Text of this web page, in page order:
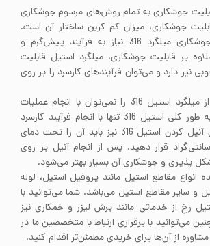
استیل 316 قابلیت جوشکاری به تمام روش‌های مرسوم جوشکاری
جوشکاری، میزان کم کربن ساختار آن است.
برای انجام فرآیند جوشکاری میلگرد 316 نیاز به فرآیند پیش‌گرم و
بر قابلیت جوشکاری، میلگرد استیل قابلیت
نیز دارد و می‌توان فرآیندهای کارسرد را بر روی
قطعات تولید شده از میلگرد استیل 316 را نمی‌توان با انجام عملیات
حرارتی سخت کرد. به طور کلی استیل 316 تنها با انجام فرآیند کارسرد
سخت می‌شود. برای آنیل کردن استیل 316 نیز باید آن را تحت دمای
1120 درجه سانتی‌گراد قرار دهید. پس از انجام آنیل بر روی
انواع مقاطع استیل مانند پروفیل استیل، لوله
و سایر مقاطع استیل می‌باشد. شما می‌توانید با
رخ از خدماتی مانند برش لیزر و خمکاری نیز
می‌توانید با برقراری ارتباط با متخصصین ما در
از آن‌ها برای خریدی مطمئن‌تر اقدام کنید.